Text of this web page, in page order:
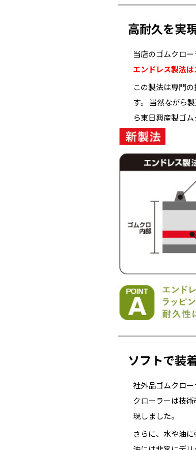
高耐久を実
当店のゴムクロ
エンドレス製法
この製法は専門
す。 当然ながら
ら東日興産製ゴ
ソフトで装
社外品ゴムクロ
クローラーは技
現しました。
さらに、水や油